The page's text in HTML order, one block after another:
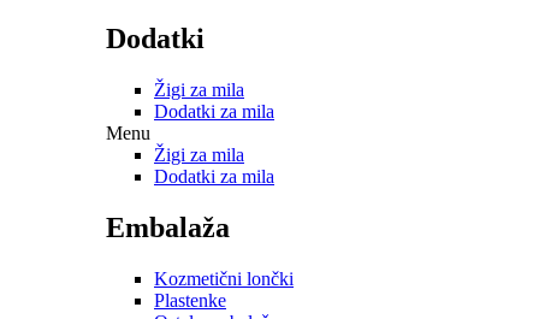
Dodatki
Žigi za mila
Dodatki za mila
Menu
Žigi za mila
Dodatki za mila
Embalaža
Kozmetični lončki
Plastenke